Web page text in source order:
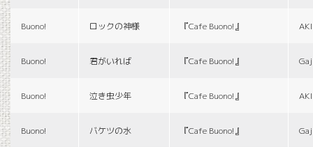
Buono! ロックの神様 『Cafe Buono!』
Buono! 君がいれば 『Cafe Buono!』
Buono! 泣き虫少年 『Cafe Buono!』
Buono! バケツの水 『Cafe Buono!』